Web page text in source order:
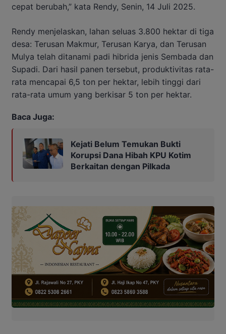
cepat berubah,” kata Rendy, Senin, 14 Juli 2025.
Rendy menjelaskan, lahan seluas 3.800 hektar di tiga
desa: Terusan Makmur, Terusan Karya, dan Terusan
Mulya telah ditanami padi hibrida jenis Sembada dan
Supadi. Dari hasil panen tersebut, produktivitas rata-
rata mencapai 6,5 ton per hektar, lebih tinggi dari
rata-rata umum yang berkisar 5 ton per hektar.
Baca Juga:
Kejati Belum Temukan Bukti
Korupsi Dana Hibah KPU Kotim
Berkaitan dengan Pilkada